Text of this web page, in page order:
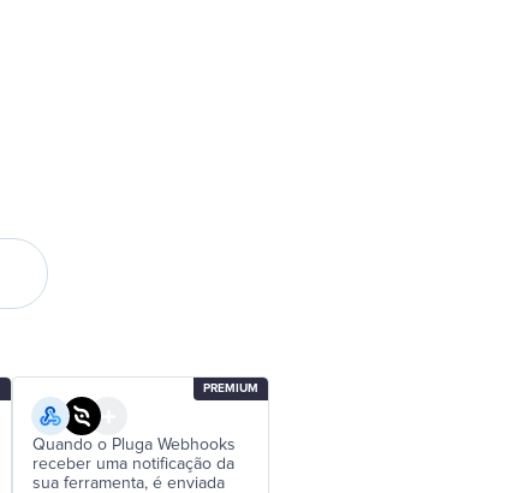
PREMIUM
Quando o Pluga Webhooks
receber uma notificação da
sua ferramenta, é enviada